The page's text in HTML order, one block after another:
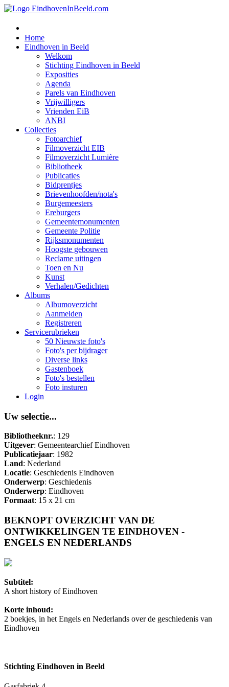
Home
Eindhoven in Beeld
Welkom
Stichting Eindhoven in Beeld
Exposities
Agenda
Parels van Eindhoven
Vrijwilligers
Vrienden EiB
ANBI
Collecties
Fotoarchief
Filmoverzicht EIB
Filmoverzicht Lumière
Bibliotheek
Publicaties
Bidprentjes
Brievenhoofden/nota's
Burgemeesters
Ereburgers
Gemeentemonumenten
Gemeente Politie
Rijksmonumenten
Hoogste gebouwen
Reclame uitingen
Toen en Nu
Kunst
Verhalen/Gedichten
Albums
Albumoverzicht
Aanmelden
Registreren
Servicerubrieken
50 Nieuwste foto's
Foto's per bijdrager
Diverse links
Gastenboek
Foto's bestellen
Foto insturen
Login
Uw selectie...
Bibliotheeknr.: 129
Uitgever: Gemeentearchief Eindhoven
Publicatiejaar: 1982
Land: Nederland
Locatie: Geschiedenis Eindhoven
Onderwerp: Geschiedenis
Onderwerp: Eindhoven
Formaat: 15 x 21 cm
BEKNOPT OVERZICHT VAN DE
ONTWIKKELINGEN TE EINDHOVEN -
ENGELS EN NEDERLANDS
Subtitel:
A short history of Eindhoven
Korte inhoud:
2 boekjes, in het Engels en Nederlands over de geschiedenis van
Eindhoven
Stichting Eindhoven in Beeld